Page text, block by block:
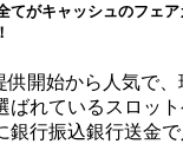
てがキャッシュのフェ
供開始から人気で
ばれているスロッ
銀行振込銀行送金